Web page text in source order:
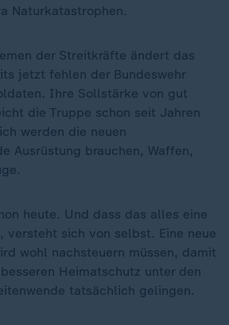
Naturkatastrophen.
der Streitkräfte ändert das
jetzt fehlen der Bundeswehr
Ihre Sollstärke von gut
die Truppe schon seit Jahren
werden die neuen
Ausrüstung brauchen, Waffen,
heute. Und dass das alles eine
versteht sich von selbst. Eine neue
wohl nachsteuern müssen, damit
Heimatschutz unter den
tatsächlich gelingen.